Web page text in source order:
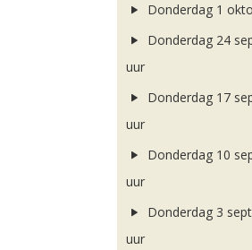
Donderdag 1
Donderdag 24
uur
Donderdag 17
uur
Donderdag 10
uur
Donderdag 3
uur